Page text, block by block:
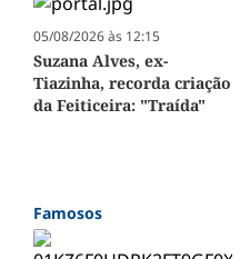
05/08/2026 às 12:15
Suzana Alves, ex-
Tiazinha, recorda criação
da Feiticeira: "Traída"
Famosos